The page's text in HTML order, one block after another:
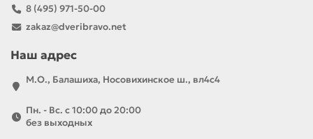
8 (495) 971-50-00
zakaz@dveribravo.net
Наш адрес
М.О., Балашиха, Носовихинское ш., вл4с4
Пн. - Вс. с 10:00 до 20:00
без выходных